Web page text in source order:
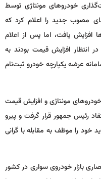
خودروهای مونتاژی توسط
تیرماه قیمت‌های مصوب جدید را اعلام کرد که
یافت، اما پس از اعلام
انتظار افزایش قیمت بودند به
عرضه یکپارچه خودرو ثبت‌نام
مونتاژی و افزایش قیمت
رئیس جمهور قرار گرفت و پیرو
خود را موظف به مقابله با گرانی
بازار خودروی سواری در کشور